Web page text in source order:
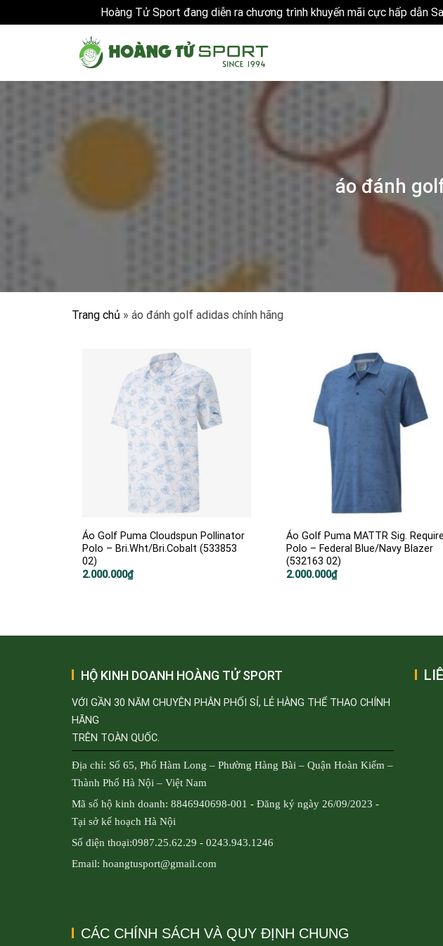
Hoàng Tử Sport đang diễn ra chương trình khuyến mãi cực hấp dẫn
áo đánh
Trang chủ » áo đánh golf adidas chính hãng
Áo Golf Puma Cloudspun Pollinator
Polo – Bri.Wht/Bri.Cobalt (533853
02)
2.000.000₫
Áo Golf Puma MATTR Sig.
Polo – Federal Blue/Navy Blazer
(532163 02)
2.000.000₫
HỘ KINH DOANH HOÀNG TỬ SPORT
VỚI GẦN 30 NĂM CHUYÊN PHÂN PHỐI SỈ, LẺ HÀNG THỂ THAO CHÍNH
HÃNG
TRÊN TOÀN QUỐC.
Địa chỉ: Số 65, Phố Hàm Long – Phường Hàng Bài – Quận Hoàn Kiếm –
Thành Phố Hà Nội – Việt Nam
Mã số hộ kinh doanh: 8846940698-001 - Đăng ký ngày 26/09/2023 -
Tại sở kế hoạch Hà Nội
Số điện thoại:0987.25.62.29 - 0243.943.1246
Email: hoangtusport@gmail.com
CÁC CHÍNH SÁCH VÀ QUY ĐỊNH CHUNG